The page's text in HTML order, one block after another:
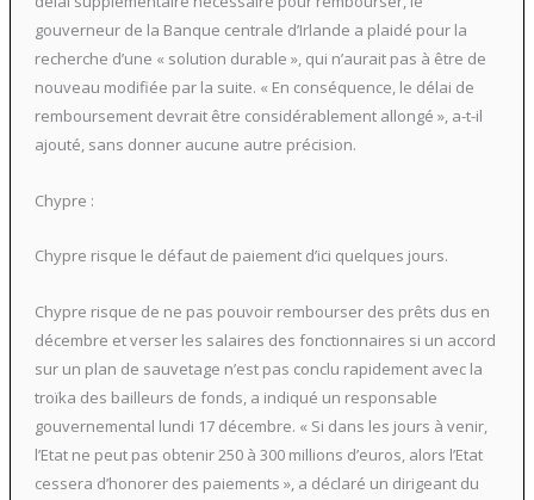
gouverneur de la Banque centrale d’Irlande a plaidé pour la
recherche d’une « solution durable », qui n’aurait pas à être de
nouveau modifiée par la suite. « En conséquence, le délai de
remboursement devrait être considérablement allongé », a-t-il
ajouté, sans donner aucune autre précision.
Chypre :
Chypre risque le défaut de paiement d’ici quelques jours.
Chypre risque de ne pas pouvoir rembourser des prêts dus en
décembre et verser les salaires des fonctionnaires si un accord
sur un plan de sauvetage n’est pas conclu rapidement avec la
troïka des bailleurs de fonds, a indiqué un responsable
gouvernemental lundi 17 décembre. « Si dans les jours à venir,
l’Etat ne peut pas obtenir 250 à 300 millions d’euros, alors l’Etat
cessera d’honorer des paiements », a déclaré un dirigeant du